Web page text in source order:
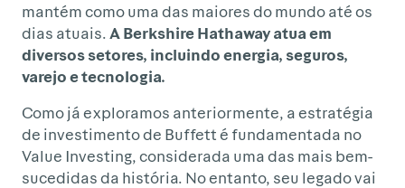
mantém como uma das maiores do mundo até os
dias atuais. A Berkshire Hathaway atua em
diversos setores, incluindo energia, seguros,
varejo e tecnologia.
Como já exploramos anteriormente, a estratégia
de investimento de Buffett é fundamentada no
Value Investing, considerada uma das mais bem-
sucedidas da história. No entanto, seu legado vai